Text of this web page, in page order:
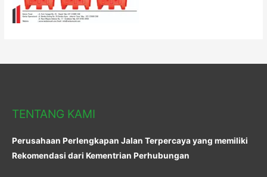
TENTANG KAMI
Perusahaan Perlengkapan Jalan Terpercaya yang memiliki
Rekomendasi dari Kementrian Perhubungan